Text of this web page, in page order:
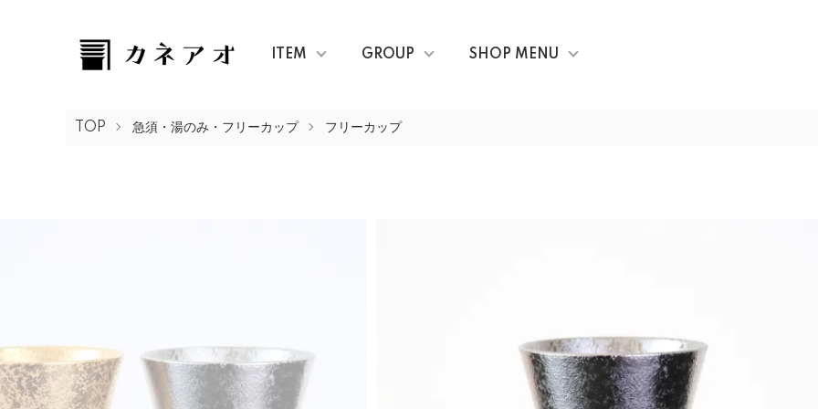
ITEM GROUP SHOP MENU
TOP 急須・湯のみ・フリーカップ フリーカップ